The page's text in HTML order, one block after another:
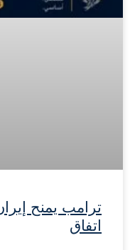
ترامب يمنح
اتفاق